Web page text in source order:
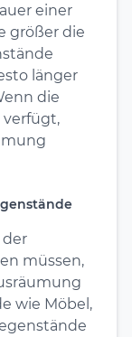
einer
größer die
länger
die
müssen,
wie Möbel,